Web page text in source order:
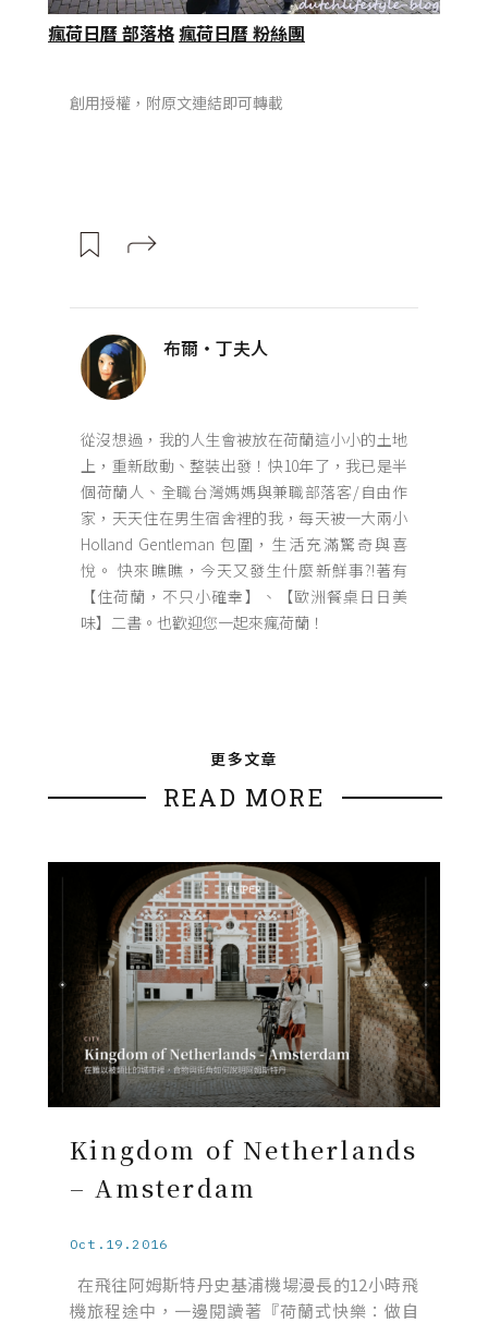
瘋荷日曆 部落格瘋荷日曆 粉絲團
創用授權，附原文連結即可轉載
布爾‧丁夫人
從沒想過，我的人生會被放在荷蘭這小小的土地
上，重新啟動、整裝出發！快10年了，我已是半
個荷蘭人、全職台灣媽媽與兼職部落客/自由作
家，天天住在男生宿舍裡的我，每天被一大兩小
Holland Gentleman 包圍，生活充滿驚奇與喜
悅。 快來瞧瞧，今天又發生什麼新鮮事?!著有
【住荷蘭，不只小確幸】、【歐洲餐桌日日美
味】二書。也歡迎您一起來瘋荷蘭！
更多文章
READ MORE
Kingdom of Netherlands
– Amsterdam
Oct.19.2016
在飛往阿姆斯特丹史基浦機場漫長的12小時飛
機旅程途中，一邊閱讀著『荷蘭式快樂：做自